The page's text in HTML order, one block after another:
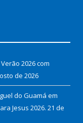
2026 com
de 2026
do Guamá em
Jesus 2026. 21 de